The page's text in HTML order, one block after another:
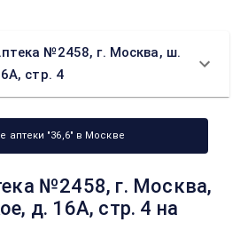
№2458, г. Москва, ш.
стр. 4
аптеки "36,6" в Москве
№2458, г. Москва,
д. 16А, стр. 4 на